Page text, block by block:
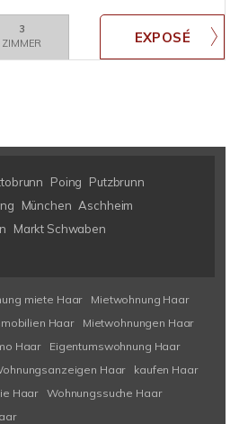
3
ZIMMER
Poing
Putzbrunn
München Aschheim
Markt Schwaben
miete Haar
Mietwohnung Haar
Haar
Mietwohnungen Haar
Haar
Eigentumswohnung Haar
Haar
kaufen Haar
Haar
Wohnungssuche Haar